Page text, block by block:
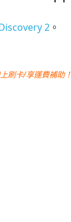
2 。
刷卡/享運費補助！
Power Supply